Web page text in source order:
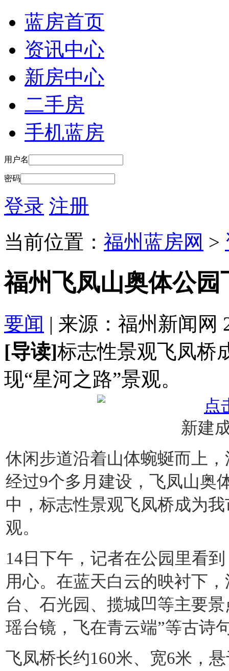
蓝房首页
资讯中心
新房中心
二手房
手机蓝房
用户名
密码
登录 注册
当前位置： 福州蓝房网 >
福州飞凤山奥体公
要闻 | 来源：福州新闻网
[导读]标志性景观飞凤桥
现“星河之路”景观。
新建
休闲步道沿着山体蜿蜒而上
经过9个多月建设，飞凤山奥
中，标志性景观飞凤桥成为
观。
14日下午，记者在公园里看
用心。在蓝天白云的映衬下
台、石光园、揽城凹等主要
瑶台镜，飞在青云端”等古诗
飞凤桥长约160米、宽6米，